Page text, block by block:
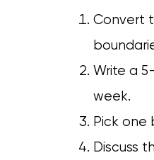
Convert
Write a
week.
Pick one
Discuss